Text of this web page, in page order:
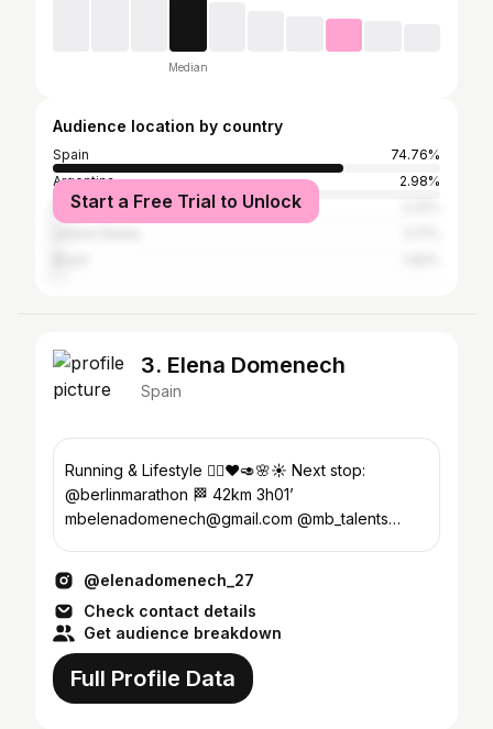
Median
Audience location by country
Spain
74.76%
Argentina
2.98%
Mexico
Start a Free Trial to Unlock
3. Elena Domenech
Spain
Running & Lifestyle 🏃‍♀️❤️🥑🌸☀️ Next stop:
@berlinmarathon 🏁 42km 3h01’
mbelenadomenech@gmail.com @mb_talents
@elenadomenech_27
Check contact details
Get audience breakdown
Full Profile Data